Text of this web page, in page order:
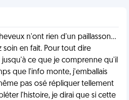
n'ont rien d'un paillasson...
soin en fait. Pour tout dire
jusqu'à ce que je comprenne qu'il
que l'info monte, j'emballais
pas osé répliquer tellement
l'histoire, je dirai que si cette